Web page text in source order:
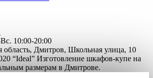
10:00-20:00
область, Дмитров, Школьная улица, 10
“Ideal” Изготовление шкафов-купе на
размерам в Дмитрове.